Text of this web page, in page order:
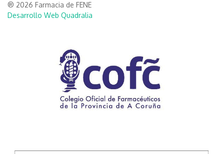
® 2026 Farmacia de FENE
Desarrollo Web Quadralia